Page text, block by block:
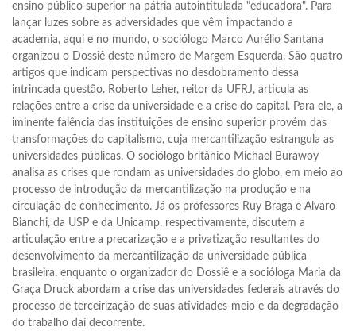
ensino público superior na pátria autointitulada "educadora". Para
lançar luzes sobre as adversidades que vêm impactando a
academia, aqui e no mundo, o sociólogo Marco Aurélio Santana
organizou o Dossiê deste número de Margem Esquerda. São quatro
artigos que indicam perspectivas no desdobramento dessa
intrincada questão. Roberto Leher, reitor da UFRJ, articula as
relações entre a crise da universidade e a crise do capital. Para ele, a
iminente falência das instituições de ensino superior provém das
transformações do capitalismo, cuja mercantilização estrangula as
universidades públicas. O sociólogo britânico Michael Burawoy
analisa as crises que rondam as universidades do globo, em meio ao
processo de introdução da mercantilização na produção e na
circulação de conhecimento. Já os professores Ruy Braga e Alvaro
Bianchi, da USP e da Unicamp, respectivamente, discutem a
articulação entre a precarização e a privatização resultantes do
desenvolvimento da mercantilização da universidade pública
brasileira, enquanto o organizador do Dossiê e a socióloga Maria da
Graça Druck abordam a crise das universidades federais através do
processo de terceirização de suas atividades-meio e da degradação
do trabalho daí decorrente.